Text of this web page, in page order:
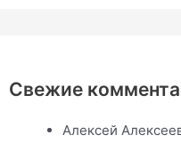
Свежие
Алексей